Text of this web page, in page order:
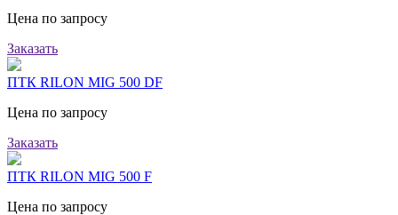
Цена по запросу
Заказать
ПТК RILON MIG 500 DF
Цена по запросу
Заказать
ПТК RILON MIG 500 F
Цена по запросу